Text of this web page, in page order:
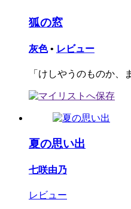
狐の窓
灰色 • レビュー
「けしやうのものか、
夏の思い出
七咲由乃
レビュー